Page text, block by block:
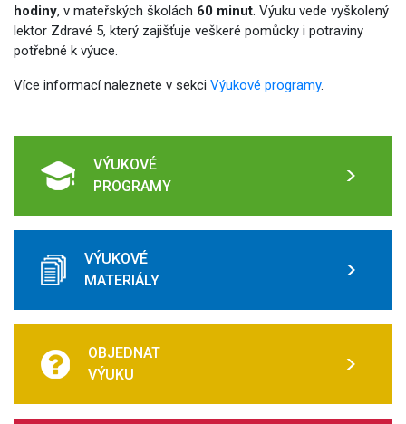
hodiny, v mateřských školách 60 minut. Výuku vede vyškolený
lektor Zdravé 5, který zajišťuje veškeré pomůcky i potraviny
potřebné k výuce.
Více informací naleznete v sekci Výukové programy.
VÝUKOVÉ
PROGRAMY
VÝUKOVÉ
MATERIÁLY
OBJEDNAT
VÝUKU